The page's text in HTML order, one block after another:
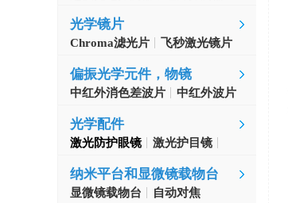
光学镜片
Chroma滤光片 飞秒激光镜片
偏振光学元件，物镜
中红外消色差波片 中红外波片
光学配件
激光防护眼镜 激光护目镜
纳米平台和显微镜载物台
显微镜载物台 自动对焦